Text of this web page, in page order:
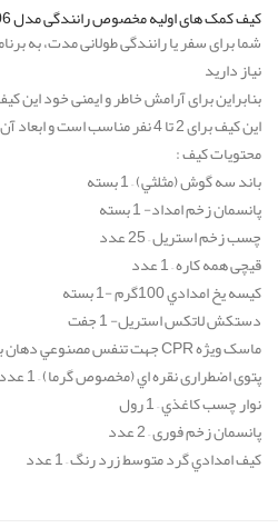
کیف کمک های اولیه مخصوص رانندگی مدل FS-9006
شما برای سفر یا رانندگی طولانی مدت، به
نیاز دارید
بنابراین برای آرامش خاطر و ایمنی خود این
این کیف برای 2 تا 4 نفر مناسب است و ابعاد آن 20 * 5 سانتی متر است.
محتویات کیف :
باند سه گوش (مثلثي) – 1 بسته
پانسمان زخم امداد- 1 بسته
چسب زخم استريل – 25 عدد
قیچی همه کاره – 1 عدد
کیسه یخ امدادي 100گرم -1 بسته
دستکش لاتکس استریل- 1 جفت
ماسک ويژهCPRجهت تنفس مصنوعي دهان به
پتوی اضطراری نقره اي (مخصوص گرما) – 1 عدد
نوار چسب كاغذي – 1 رول
پانسمان زخم فوری – 2 عدد
كيف امدادي گرد متوسط زرد رنگ – 1 عدد